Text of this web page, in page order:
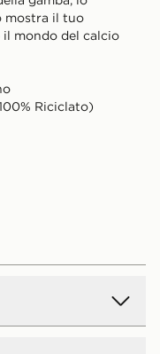
mostra il tuo
mondo del calcio
Riciclato)